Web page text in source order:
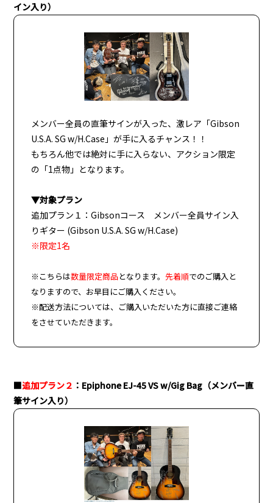
イン入り）
メンバー全員の直筆サインが入った、激レア「Gibson
U.S.A. SG w/H.Case」が手に入るチャンス！！
もちろん他では絶対に手に入らない、アクション限定
の「1点物」となります。
▼対象プラン
追加プラン１：Gibsonコース メンバー全員サイン入
りギター (Gibson U.S.A. SG w/H.Case)
※限定1名
※こちらは数量限定商品となります。先着順でのご購入と
なりますので、お早目にご購入ください。
※配送方法については、ご購入いただいた方に直接ご連絡
をさせていただきます。
■追加プラン２ ： Epiphone EJ-45 VS w/Gig Bag （メンバー直
筆サイン入り）